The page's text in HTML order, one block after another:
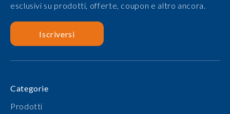
esclusivi su prodotti, offerte, coupon e altro ancora.
Iscriversi
Categorie
Prodotti